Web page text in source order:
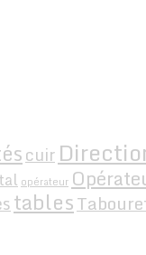
cuir
opérateur
tables